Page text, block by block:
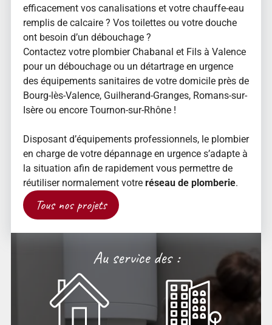
efficacement vos canalisations et votre chauffe-eau
remplis de calcaire ? Vos toilettes ou votre douche
ont besoin d’un débouchage ?
Contactez votre plombier Chabanal et Fils à Valence
pour un débouchage ou un détartrage en urgence
des équipements sanitaires de votre domicile près de
Bourg-lès-Valence, Guilherand-Granges, Romans-sur-
Isère ou encore Tournon-sur-Rhône !
Disposant d’équipements professionnels, le plombier
en charge de votre dépannage en urgence s’adapte à
la situation afin de rapidement vous permettre de
réutiliser normalement votre réseau de plomberie.
Tous nos projets
Au service des :